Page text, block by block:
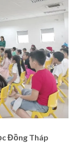
Đồng Tháp